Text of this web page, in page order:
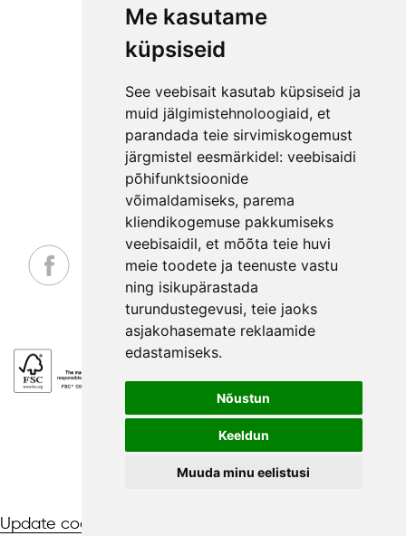
Me kasutame
küpsiseid
See veebisait kasutab küpsiseid ja
muid jälgimistehnoloogiaid, et
parandada teie sirvimiskogemust
järgmistel eesmärkidel: veebisaidi
põhifunktsioonide
võimaldamiseks, parema
kliendikogemuse pakkumiseks
veebisaidil, et mõõta teie huvi
meie toodete ja teenuste vastu
ning isikupärastada
turundustegevusi, teie jaoks
asjakohasemate reklaamide
edastamiseks.
Nõustun
Keeldun
Muuda minu eelistusi
ETTEVÕTTEST
KKK
KONTAKT
MEESKOND
GARANTIITINGIMUSED
PRIVAATSUSPOLIITIKA
NÕUANDED
LEPINGUST TAGANEMISE AVALDUS
_
Update cookies preferences